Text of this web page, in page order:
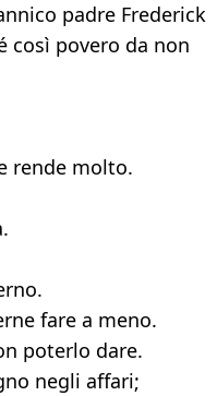
padre Frederick
così povero da non
rende molto.
fare a meno.
poterlo dare.
negli affari;